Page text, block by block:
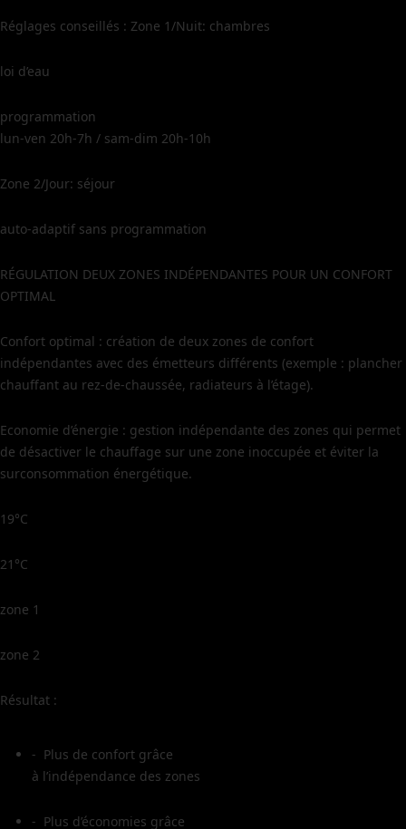
Réglages conseillés : Zone 1/Nuit: chambres
loi d’eau
programmation
lun-ven 20h-7h / sam-dim 20h-10h
Zone 2/Jour: séjour
auto-adaptif sans programmation
RÉGULATION DEUX ZONES INDÉPENDANTES POUR UN CONFORT
OPTIMAL
Confort optimal : création de deux zones de confort
indépendantes avec des émetteurs différents (exemple : plancher
chauffant au rez-de-chaussée, radiateurs à l’étage).
Economie d’énergie : gestion indépendante des zones qui permet
de désactiver le chauffage sur une zone inoccupée et éviter la
surconsommation énergétique.
19°C
21°C
zone 1
zone 2
Résultat :
- Plus de confort grâce
à l’indépendance des zones
- Plus d’économies grâce